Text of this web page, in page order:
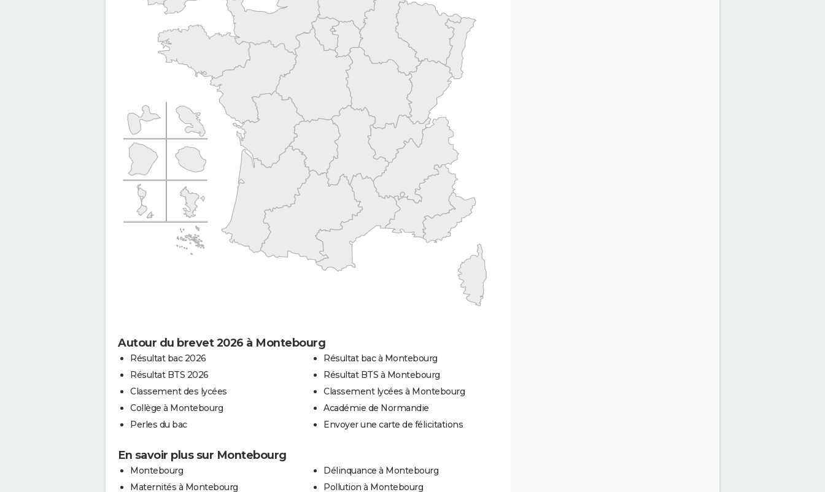
Autour du brevet 2026 à Montebourg
Résultat bac 2026
Résultat BTS 2026
Classement des lycées
Collège à Montebourg
Perles du bac
Résultat bac à Montebourg
Résultat BTS à Montebourg
Classement lycées à Montebourg
Académie de Normandie
Envoyer une carte de félicitations
En savoir plus sur Montebourg
Montebourg
Maternités à Montebourg
Délinquance à Montebourg
Pollution à Montebourg